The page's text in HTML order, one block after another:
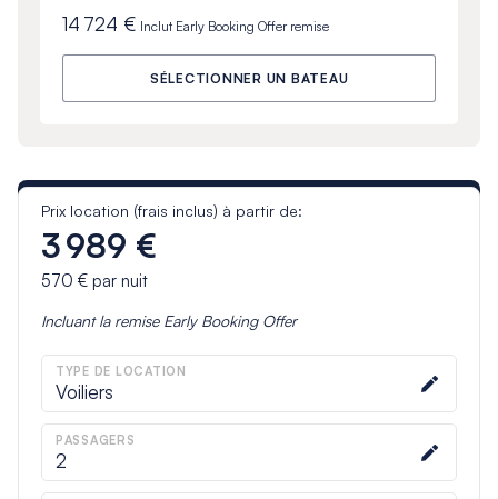
14 724 € Inclut Early Booking Offerremise
SÉLECTIONNER UN BATEAU
Prix location (frais inclus) à partir de:
3 989 €
570 €par nuit
Incluant la remise Early Booking Offer
TYPE DE LOCATION
Voiliers
PASSAGERS
2